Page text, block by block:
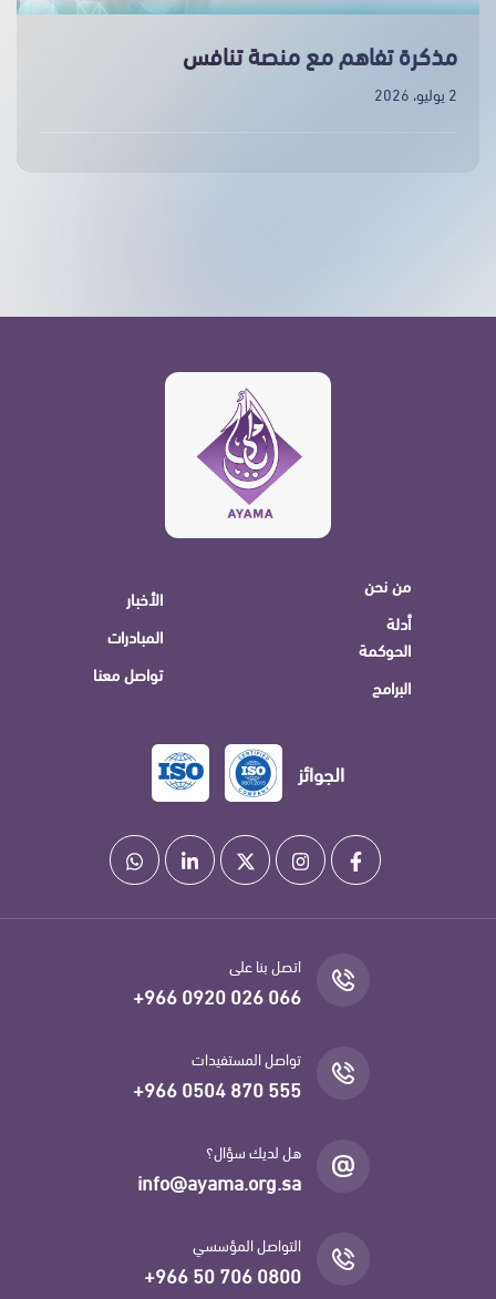
مذكرة تفاهم مع منصة تنافس
2 يوليو، 2026
من نحن
أدلة
الحوكمة
البرامج
الأخبار
المبادرات
تواصل معنا
الجوائز
اتصل بنا على
+966 0920 026 066
تواصل المستفيدات
+966 0504 870 555
هل لديك سؤال؟
info@ayama.org.sa
التواصل المؤسسي
+966 50 706 0800